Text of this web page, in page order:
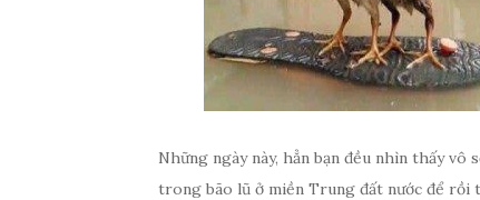
Những ngày này, hẳn bạn đều nhìn thấy vô
trong bão lũ ở miền Trung đất nước để rồi